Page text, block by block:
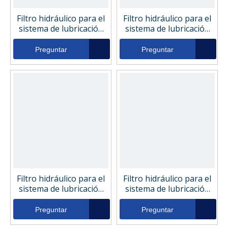
Filtro hidráulico para el
sistema de lubricación
de la máquina de moldeo
por inyección 6415541
Preguntar
Filtro hidráulico para el
sistema de lubricación
de la máquina de moldeo
por inyección 70010
Preguntar
Filtro hidráulico para el
sistema de lubricación
de la máquina de moldeo
por inyección 70134
Preguntar
Filtro hidráulico para el
sistema de lubricación
de la máquina de moldeo
por inyección 51PS3072
Preguntar